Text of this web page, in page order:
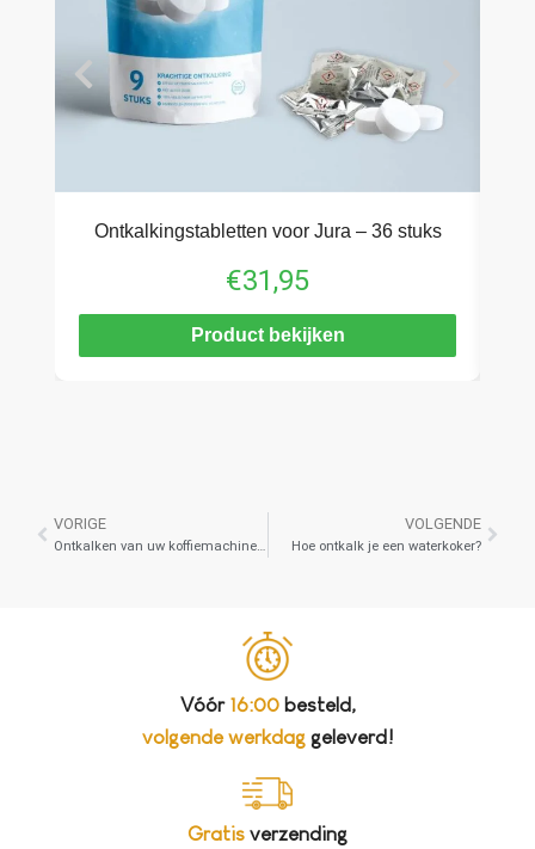
Ontkalkingstabletten voor Jura – 36 stuks
€31,95
Product bekijken
VORIGE VOLGENDE
Hoe ontkalk je een waterkoker?
Vóór 16:00besteld,
volgende werkdag geleverd!
Gratis verzending